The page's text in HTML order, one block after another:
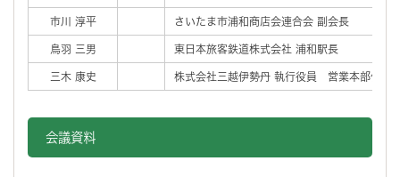
市川 淳平 さいたま市浦和商店会連合会 副会長
鳥羽 三男 東日本旅客鉄道株式会社 浦和駅長
三木 康史 株式会社三越伊勢丹 執行役員 営業本部伊勢
会議資料